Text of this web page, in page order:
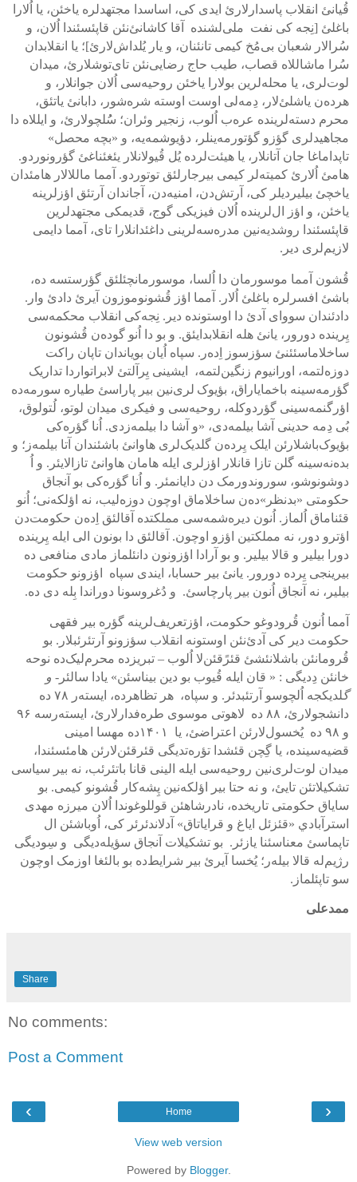
قُیانئ انقلاب پاسدارلارئ ایدی کی، اساسدا مجتهدلره یاخئن، یا اُلارا
باغلئ [نِجه کی نفت ملی‌لشنده آقا کاشانئ‌نئن قاپئسئندا اُلان، و
سُرالار شعبان بی‌مُخ کیمی تانئنان، و یار یُلداش‌لارئ]؛ یا انقلابدان
سُرا ماشاللاه قصاب، طیب حاج رضایی‌نئن تای‌توشلارئ، میدان
لوت‌لری، یا محله‌لرین بولارا یاخئن روحیه‌سی اُلان جوانلار، و
هرده‌ن یاشلئ‌لار، دِمه‌لی اوست اوسته شره‌شور، دابانئ یاتئق،
محرم دسته‌لرینده عره‌ب اُلوب، زنجیر وئران؛ سُُلچولارئ، و ایللاه دا
مجاهیدلری گؤزو گؤتورمه‌ینلر، دؤیوشمه‌یه، و «بچه محصل»
تاپداماغا جان آتانلار، یا هیئت‌لرده یُل قُیولانلار یئغئناغئ گؤرونوردو.
هامئ اُلارئ کمیته‌لر کیمی بیرجارلئق توتوردو. آمما ماللالار هامئدان
یاخچئ بیلیردیلر کی، آرتش‌دن، امنیه‌دن، آجاندان آرتئق اؤزلرینه
یاخئن، و اؤز ال‌لرینده اُلان فیزیکی گوج، قدیمکی مجتهدلرین
قاپئسئندا روشدیه‌نین مدره‌سه‌لرینی داغئدانلارا تای، آمما دایمی
لازیم‌لری دیر.
قُشون آمما موسورمان دا اُلسا، موسورمانچئلئق گؤرستسه ده،
باشئ افسرلره باغلئ اُلار. آمما اؤز قُشونوموزون آیرئ دادئ وار.
دادئندان سووای آدئ دا اوستونده دیر. نِجه‌کی انقلاب محکمه‌سی
یِرینده دورور، یانئ هله انقلابدایئق. و بو دا اُنو گوده‌ن قُشونون
ساخلاماسئئنئ سؤزسوز اِده‌ر. سپاه اُیان بویاندان تاپان راکت
دوزه‌لتمه، اورانیوم زنگین‌لتمه، ایشینی یِرآلتئ لابراتواردا تداریک
گؤرمه‌سینه باخمایاراق، بؤیوک لری‌نین بیر پاراسئ طیاره سورمه‌ده
اؤرگنمه‌سینی گؤردوکله، روحیه‌سی و فیکری میدان لوتو، لُتولوق،
بُی دِمه حدینی آشا بیلمه‌دی، «و آشا دا بیلمه‌زدی. اُنا گؤره‌کی
بؤیوک‌باشلارئن ایلک یِرده‌ن گلدیک‌لری هاوانئ باشئندان آتا بیلمه‌ز؛ و
بده‌نه‌سینه گلن تازا قانلار اؤزلری ایله هامان هاوانئ تازالایئر. و اُ
دوشونوشو، سوروندورمک دن دایانمئر. و اُنا گؤره‌کی بو آنجاق
حکومتی «بدنظر»ده‌ن ساخلاماق اوچون دوزه‌لیب، نه اؤلکه‌نی؛ اُنو
قئناماق اُلماز. اُنون دیره‌شمه‌سی مملکتده آقالئق اِده‌ن حکومت‌دن
اؤترو دور، نه مملکتین اؤزو اوچون. آقالئق دا بونون الی ایله یِرینده
دورا بیلیر و قالا بیلیر. و بو آرادا اؤزونون دانئلماز مادی منافعی ده
بیرینجی یِرده دورور. یانئ بیر حسابا، ایندی سپاه اؤزونو حکومت
بیلیر، نه آنجاق اُنون بیر پارچاسئ. و دُغروسونا دوراندا بِله دی ده.
آمما اُنون قُرودوغو حکومت، اؤزتعریف‌لرینه گؤره بیر فقهی
حکومت دیر کی آدئ‌نئن اوستونه انقلاب سؤزونو آرتئرئبلار. بو
قُرومانئن باشلانئشئ قئرًقئن‌لا اُلوب – تبریزده محرم‌لیک‌ده نوحه
خانئن دِدیگی : « قان ایله قُیوب بو دین بیناسئن» یادا سالئر - و
گلدیکجه اُلچوسو آرتئبدئر. و سپاه، هر تظاهرده، ایسته‌ر ۷۸ ده
دانشجولارئ، ۸۸ ده لاهوتی موسوی طره‌فدارلارئ، ایسته‌رسه ۹۶
و ۹۸ ده یُخسول‌لارئن اعتراضئ، یا ۱۴۰۱ده مهسا امینی
قضیه‌سینده، یا گِچن قئشدا تؤره‌تدیگی قئرقئن‌لارئن هامئسئندا،
میدان لوت‌لری‌نین روحیه‌سی ایله الینی قانا باتئرئب، نه بیر سیاسی
تشکیلاتئن تایئ، و نه حتا بیر اؤلکه‌نین پِشه‌کار قُشونو کیمی. بو
سایاق حکومتی تاریخده، نادرشاهئن قوللوغوندا اُلان میرزه مهدی
استرآبادي «قئزئل ایاغ و قرایاتاق» آدلاندئرئر کی، اُوباشئن ال
تاپماسئ معناسئنا یازئر. بو تشکیلات آنجاق سؤیله‌دیگی و سِودیگی
رژیم‌له قالا بیله‌ر؛ یُخسا آیرئ بیر شرایط‌ده بو بالئغا اوزمک اوچون
سو تاپئلماز.
ممدعلی
Share
No comments:
Post a Comment
‹ ›
Home
View web version
Powered by Blogger.